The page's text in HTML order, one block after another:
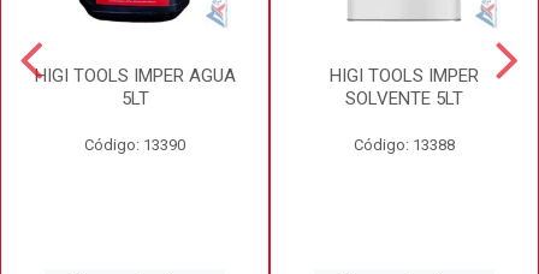
HIGI TOOLS IMPER AGUA
5LT
Código: 13390
HIGI TOOLS IMPER
SOLVENTE 5LT
Código: 13388